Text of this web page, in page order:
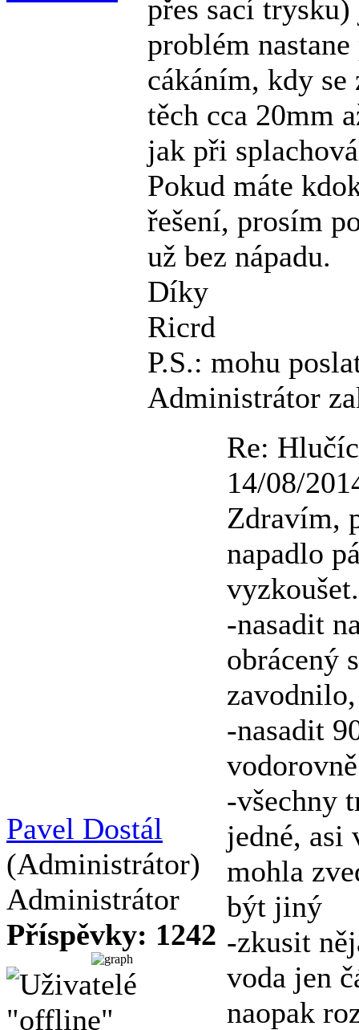
přes sací
problém
cákáním, kdy
těch cca 20mm
jak při
Pokud máte
řešení, prosím
už bez nápadu.
Díky
Ricrd
P.S.: mohu
Administrátor
Pavel Dostál
(Administrátor)
Administrátor
Příspěvky: 1242
Re:
14/08/
Zdravím,
napadlo
vyzkoušet.
-nasadit
obrácený
-nasadit
vodorovně
-všechny
jedné, asi
mohla
být jiný
-zkusit
voda jen
naopak